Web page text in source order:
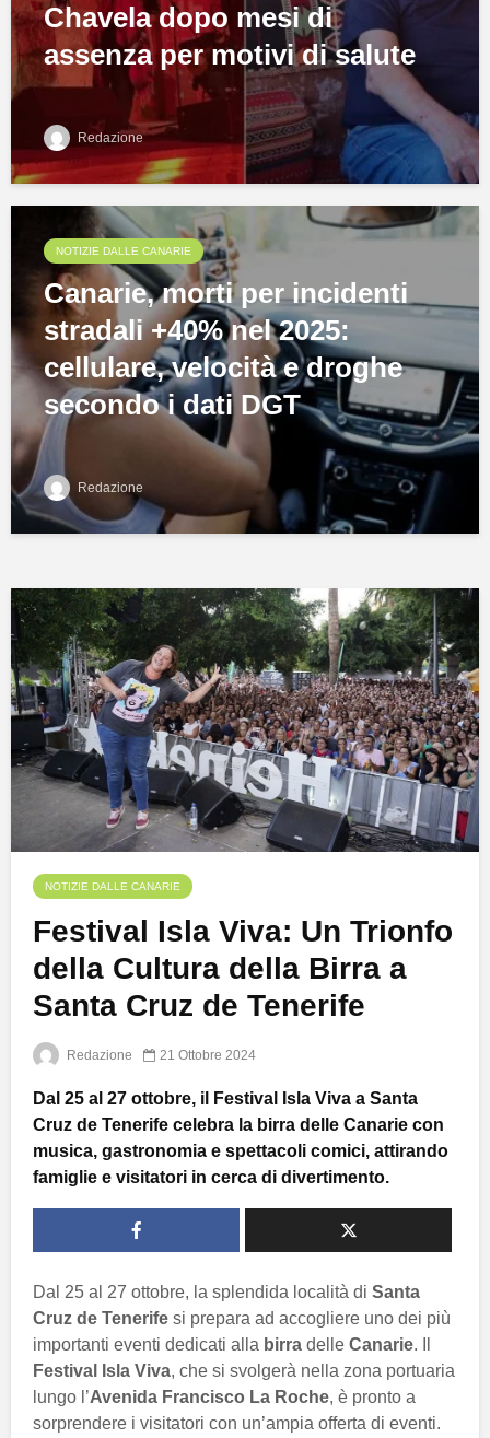
Chavela dopo mesi di
assenza per motivi di salute
Redazione
NOTIZIE DALLE CANARIE
Canarie, morti per incidenti
stradali +40% nel 2025:
cellulare, velocità e droghe
secondo i dati DGT
Redazione
NOTIZIE DALLE CANARIE
Festival Isla Viva: Un Trionfo
della Cultura della Birra a
Santa Cruz de Tenerife
Redazione 21 Ottobre 2024
Dal 25 al 27 ottobre, il Festival Isla Viva a Santa
Cruz de Tenerife celebra la birra delle Canarie con
musica, gastronomia e spettacoli comici, attirando
famiglie e visitatori in cerca di divertimento.
Dal 25 al 27 ottobre, la splendida località di Santa
Cruz de Tenerife si prepara ad accogliere uno dei più
importanti eventi dedicati alla birra delle Canarie. Il
Festival Isla Viva, che si svolgerà nella zona portuaria
lungo l’Avenida Francisco La Roche, è pronto a
sorprendere i visitatori con un’ampia offerta di eventi.